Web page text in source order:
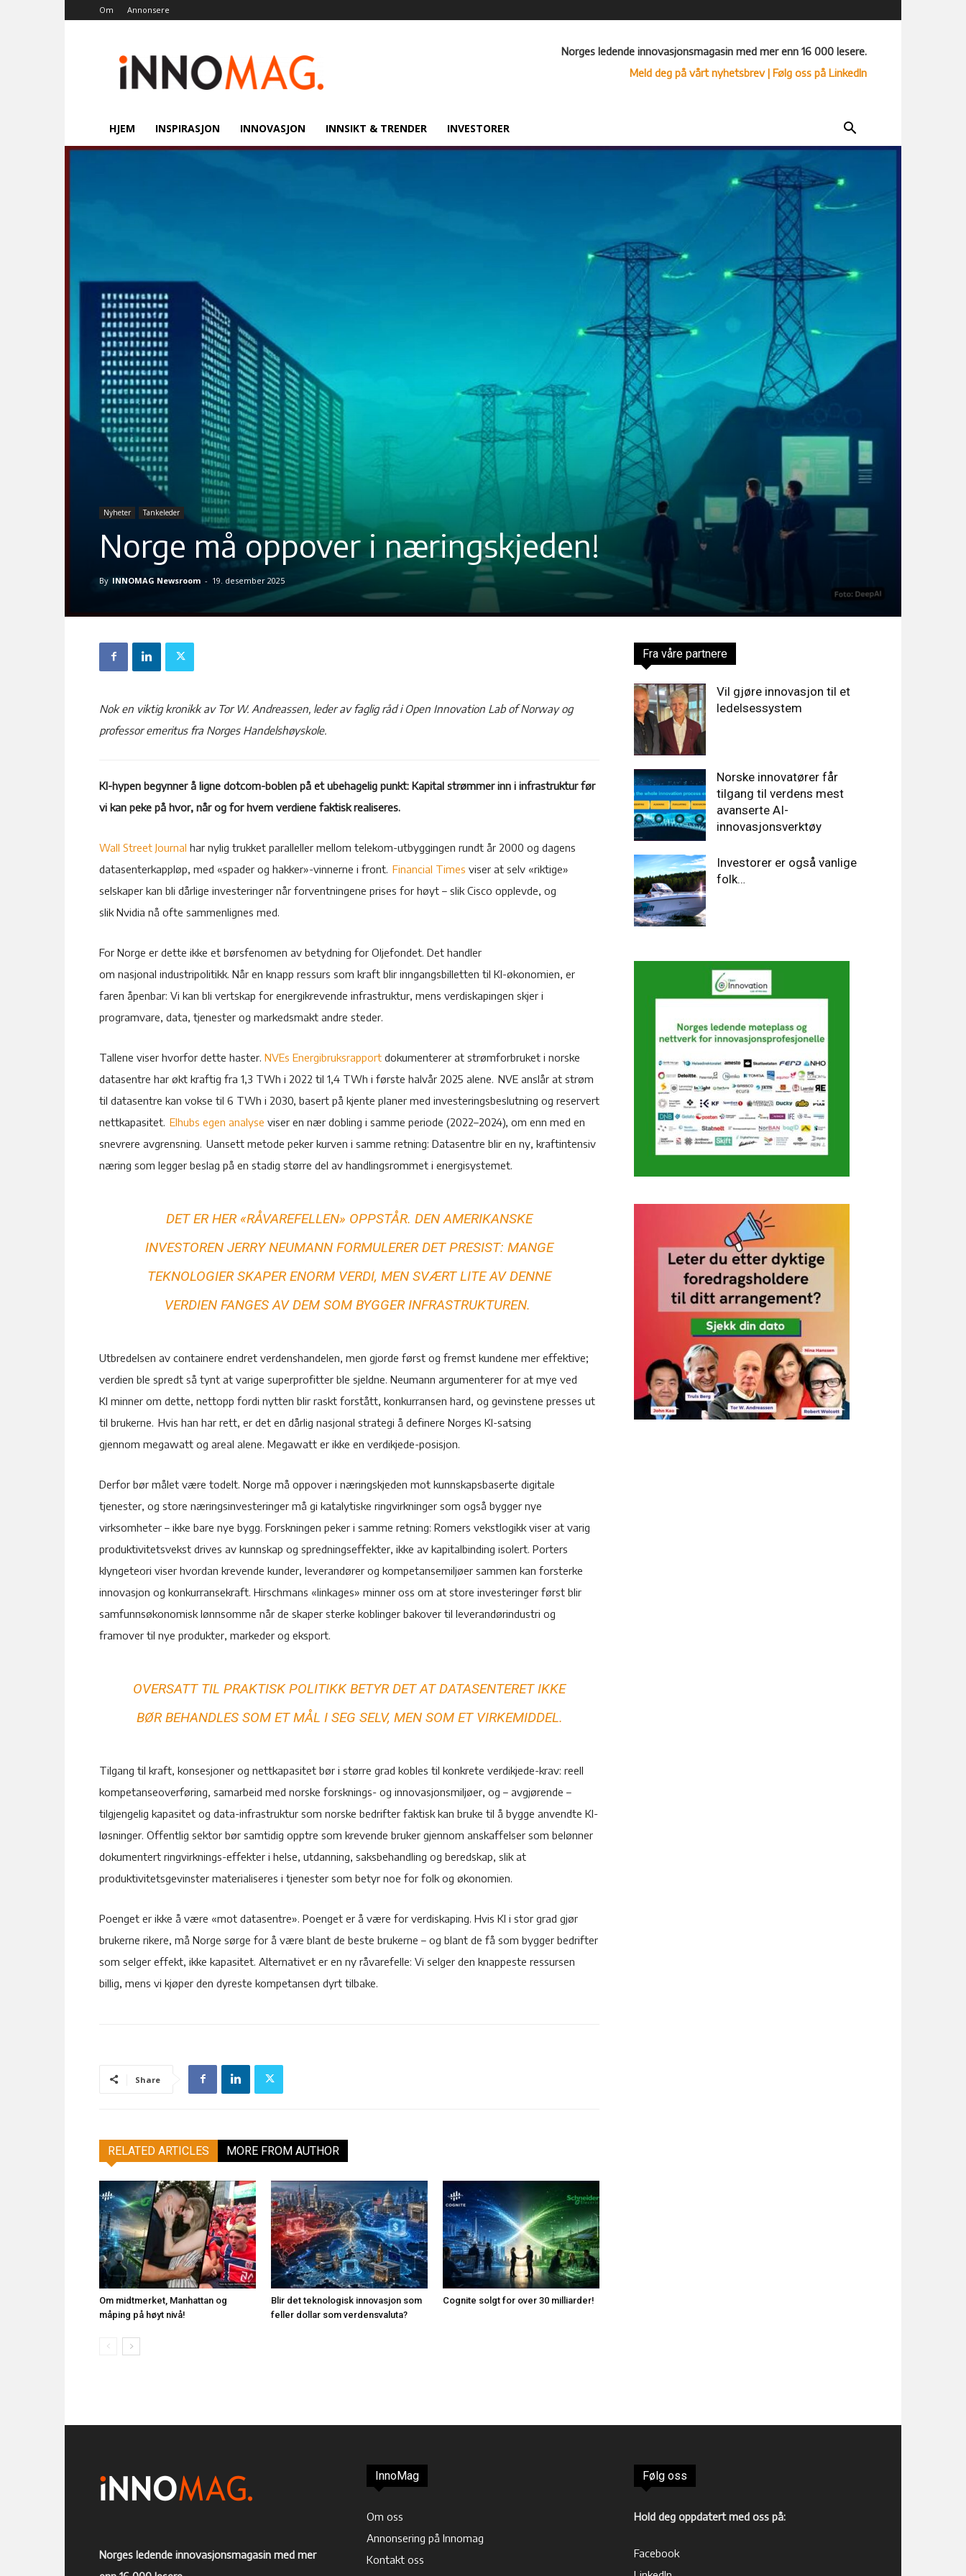
Om Annonsere
Norges ledende innovasjonsmagasin med mer enn 16 000 lesere.
Meld deg på vårt nyhetsbrev| Følg oss på LinkedIn
HJEM INSPIRASJON INNOVASJON INNSIKT & TRENDER INVESTORER
Nyheter Tankeleder
Norge må oppover i næringskjeden!
By INNOMAG Newsroom - 19. desember 2025
Nok en viktig kronikk av Tor W. Andreassen, leder av faglig råd i Open Innovation Lab of Norway og
professor emeritus fra Norges Handelshøyskole.
KI-hypen begynner å ligne dotcom-boblen på et ubehagelig punkt: Kapital strømmer inn i infrastruktur før
vi kan peke på hvor, når og for hvem verdiene faktisk realiseres.
Wall Street Journal har nylig trukket paralleller mellom telekom-utbyggingen rundt år 2000 og dagens
datasenterkappløp, med «spader og hakker»-vinnerne i front. Financial Times viser at selv «riktige»
selskaper kan bli dårlige investeringer når forventningene prises for høyt – slik Cisco opplevde, og
slik Nvidia nå ofte sammenlignes med.
For Norge er dette ikke et børsfenomen av betydning for Oljefondet. Det handler
om nasjonal industripolitikk. Når en knapp ressurs som kraft blir inngangsbilletten til KI-økonomien, er
faren åpenbar: Vi kan bli vertskap for energikrevende infrastruktur, mens verdiskapingen skjer i
programvare, data, tjenester og markedsmakt andre steder.
Tallene viser hvorfor dette haster. NVEs Energibruksrapport dokumenterer at strømforbruket i norske
datasentre har økt kraftig fra 1,3 TWh i 2022 til 1,4 TWh i første halvår 2025 alene. NVE anslår at strøm
til datasentre kan vokse til 6 TWh i 2030, basert på kjente planer med investeringsbeslutning og reservert
nettkapasitet. Elhubs egen analyse viser en nær dobling i samme periode (2022–2024), om enn med en
snevrere avgrensning. Uansett metode peker kurven i samme retning: Datasentre blir en ny, kraftintensiv
næring som legger beslag på en stadig større del av handlingsrommet i energisystemet.
DET ER HER «RÅVAREFELLEN» OPPSTÅR. DEN AMERIKANSKE
INVESTOREN JERRY NEUMANN FORMULERER DET PRESIST: MANGE
TEKNOLOGIER SKAPER ENORM VERDI, MEN SVÆRT LITE AV DENNE
VERDIEN FANGES AV DEM SOM BYGGER INFRASTRUKTUREN.
Utbredelsen av containere endret verdenshandelen, men gjorde først og fremst kundene mer effektive;
verdien ble spredt så tynt at varige superprofitter ble sjeldne. Neumann argumenterer for at mye ved
KI minner om dette, nettopp fordi nytten blir raskt forstått, konkurransen hard, og gevinstene presses ut
til brukerne. Hvis han har rett, er det en dårlig nasjonal strategi å definere Norges KI-satsing
gjennom megawatt og areal alene. Megawatt er ikke en verdikjede-posisjon.
Derfor bør målet være todelt. Norge må oppover i næringskjeden mot kunnskapsbaserte digitale
tjenester, og store næringsinvesteringer må gi katalytiske ringvirkninger som også bygger nye
virksomheter – ikke bare nye bygg. Forskningen peker i samme retning: Romers vekstlogikk viser at varig
produktivitetsvekst drives av kunnskap og spredningseffekter, ikke av kapitalbinding isolert. Porters
klyngeteori viser hvordan krevende kunder, leverandører og kompetansemiljøer sammen kan forsterke
innovasjon og konkurransekraft. Hirschmans «linkages» minner oss om at store investeringer først blir
samfunnsøkonomisk lønnsomme når de skaper sterke koblinger bakover til leverandørindustri og
framover til nye produkter, markeder og eksport.
OVERSATT TIL PRAKTISK POLITIKK BETYR DET AT DATASENTERET IKKE
BØR BEHANDLES SOM ET MÅL I SEG SELV, MEN SOM ET VIRKEMIDDEL.
Tilgang til kraft, konsesjoner og nettkapasitet bør i større grad kobles til konkrete verdikjede-krav: reell
kompetanseoverføring, samarbeid med norske forsknings- og innovasjonsmiljøer, og – avgjørende –
tilgjengelig kapasitet og data-infrastruktur som norske bedrifter faktisk kan bruke til å bygge anvendte KI-
løsninger. Offentlig sektor bør samtidig opptre som krevende bruker gjennom anskaffelser som belønner
dokumentert ringvirknings-effekter i helse, utdanning, saksbehandling og beredskap, slik at
produktivitetsgevinster materialiseres i tjenester som betyr noe for folk og økonomien.
Poenget er ikke å være «mot datasentre». Poenget er å være for verdiskaping. Hvis KI i stor grad gjør
brukerne rikere, må Norge sørge for å være blant de beste brukerne – og blant de få som bygger bedrifter
som selger effekt, ikke kapasitet. Alternativet er en ny råvarefelle: Vi selger den knappeste ressursen
billig, mens vi kjøper den dyreste kompetansen dyrt tilbake.
Share
RELATED ARTICLES MORE FROM AUTHOR
Om midtmerket, Manhattan og
måping på høyt nivå!
Blir det teknologisk innovasjon som
feller dollar som verdensvaluta?
Cognite solgt for over 30 milliarder!
Fra våre partnere
Vil gjøre innovasjon til et
ledelsessystem
Norske innovatører får
tilgang til verdens mest
avanserte AI-
innovasjonsverktøy
Investorer er også vanlige
folk…
Norges ledende innovasjonsmagasin med mer
InnoMag
Om oss
Annonsering på Innomag
Kontakt oss
Følg oss
Hold deg oppdatert med oss på:
Facebook